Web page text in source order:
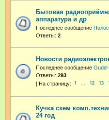
Бытовая
аппаратура и др
Последнее сообщение
Ответы: 2
Новости
Последнее сообщение
Ответы: 293
1 12 13
Кучка схем
24 год